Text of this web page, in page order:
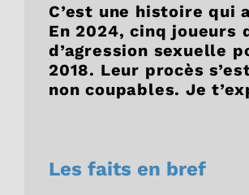
C’est une histoire qui
En 2024, cinq joueurs
d’agression sexuelle
2018. Leur procès
non coupables. Je
Les faits en bref